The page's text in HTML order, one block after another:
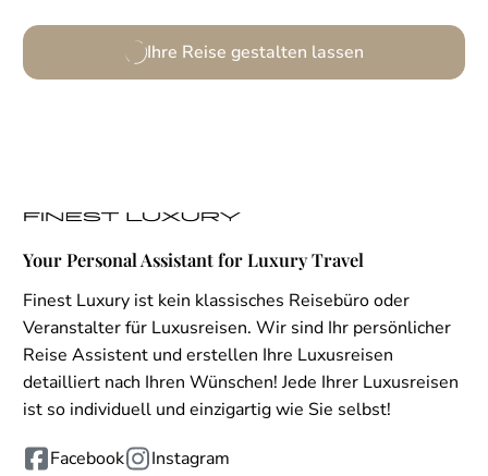
Ihre Reise gestalten lassen
Your Personal Assistant for Luxury Travel
Finest Luxury ist kein klassisches Reisebüro oder
Veranstalter für Luxusreisen. Wir sind Ihr persönlicher
Reise Assistent und erstellen Ihre Luxusreisen
detailliert nach Ihren Wünschen! Jede Ihrer Luxusreisen
ist so individuell und einzigartig wie Sie selbst!
Facebook
Instagram